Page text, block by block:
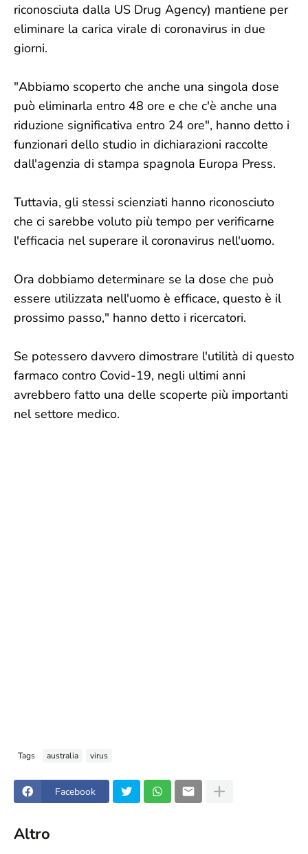
riconosciuta dalla US Drug Agency) mantiene per
eliminare la carica virale di coronavirus in due
giorni.
"Abbiamo scoperto che anche una singola dose
può eliminarla entro 48 ore e che c'è anche una
riduzione significativa entro 24 ore", hanno detto i
funzionari dello studio in dichiarazioni raccolte
dall'agenzia di stampa spagnola Europa Press.
Tuttavia, gli stessi scienziati hanno riconosciuto
che ci sarebbe voluto più tempo per verificarne
l'efficacia nel superare il coronavirus nell'uomo.
Ora dobbiamo determinare se la dose che può
essere utilizzata nell'uomo è efficace, questo è il
prossimo passo," hanno detto i ricercatori.
Se potessero davvero dimostrare l'utilità di questo
farmaco contro Covid-19, negli ultimi anni
avrebbero fatto una delle scoperte più importanti
nel settore medico.
Tags australia virus
Facebook
Altro